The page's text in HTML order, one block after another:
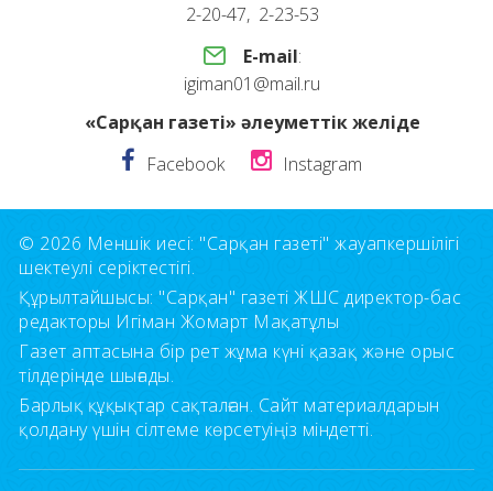
2-20-47, 2-23-53
E-mail:
igiman01@mail.ru
«Сарқан газеті» әлеуметтік желіде
Facebook
Instagram
© 2026 Меншік иесі: "Сарқан газеті" жауапкершілігі
шектеулі серіктестігі.
Құрылтайшысы: "Сарқан" газеті ЖШС директор-бас
редакторы Игіман Жомарт Мақатұлы
Газет аптасына бір рет жұма күні қазақ және орыс
тілдерінде шығады.
Барлық құқықтар сақталған. Сайт материалдарын
қолдану үшін сілтеме көрсетуіңіз міндетті.